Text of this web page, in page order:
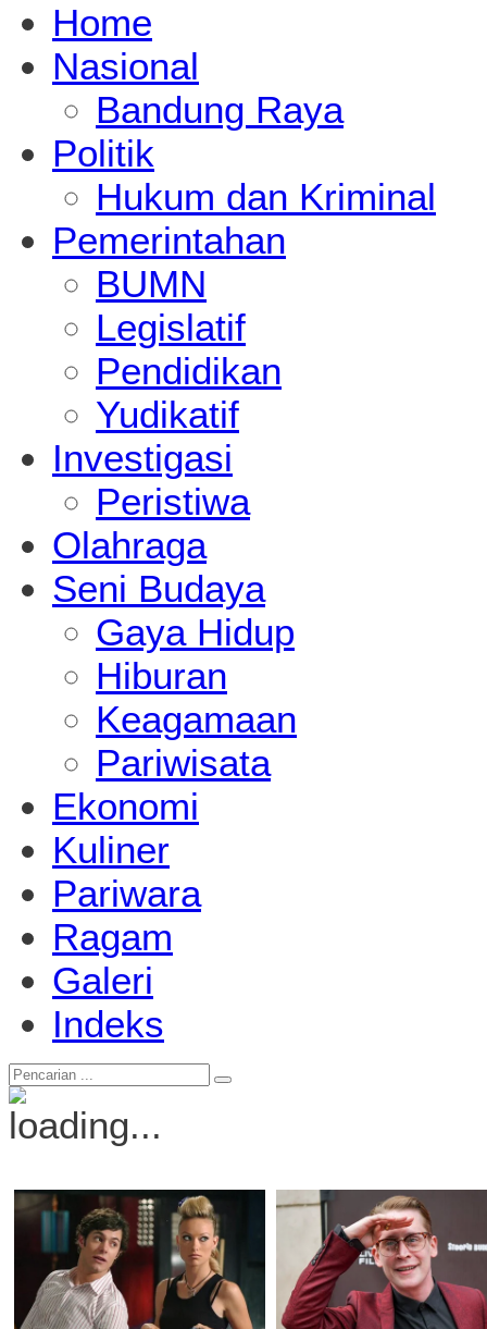
Home
Nasional
Bandung Raya
Politik
Hukum dan Kriminal
Pemerintahan
BUMN
Legislatif
Pendidikan
Yudikatif
Investigasi
Peristiwa
Olahraga
Seni Budaya
Gaya Hidup
Hiburan
Keagamaan
Pariwisata
Ekonomi
Kuliner
Pariwara
Ragam
Galeri
Indeks